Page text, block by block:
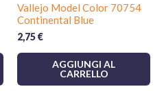
Vallejo Model Color 70754
Continental Blue
2,75€
AGGIUNGI AL
CARRELLO